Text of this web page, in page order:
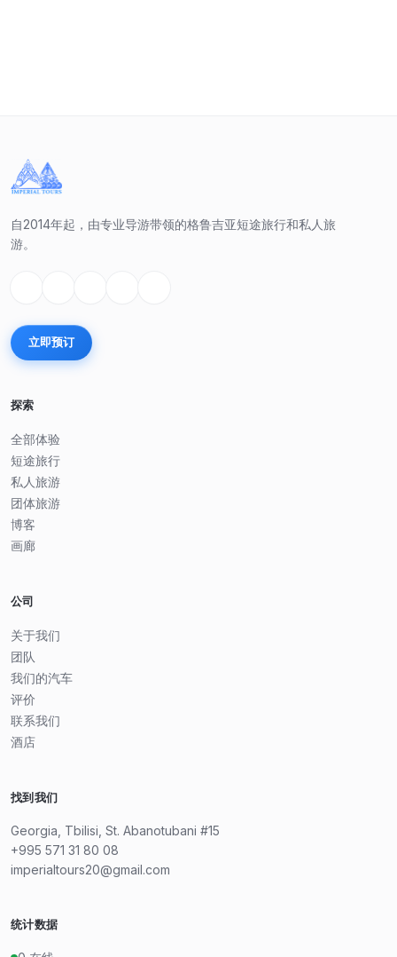
自2014年起，由专业导游带领的格鲁吉亚短途旅行和私人旅
游。
立即预订
探索
全部体验
短途旅行
私人旅游
团体旅游
博客
画廊
公司
关于我们
团队
我们的汽车
评价
联系我们
酒店
找到我们
Georgia, Tbilisi, St. Abanotubani #15
+995 571 31 80 08
imperialtours20@gmail.com
统计数据